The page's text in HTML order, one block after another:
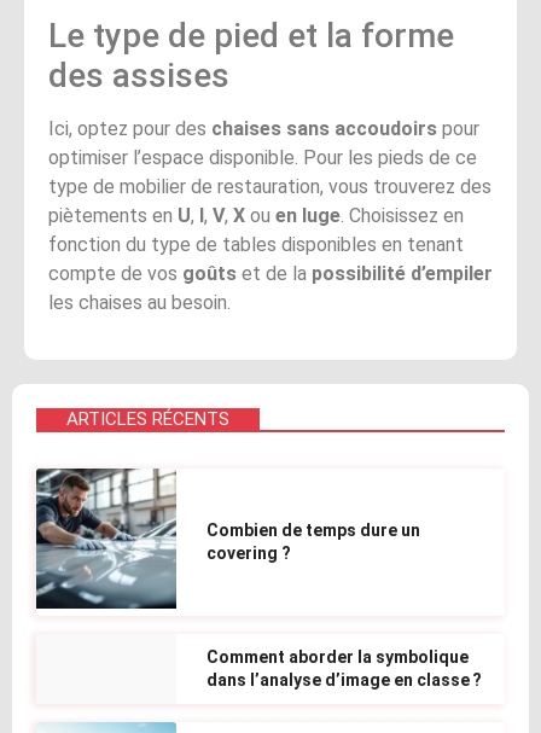
Le type de pied et la forme
des assises
Ici, optez pour des chaises sans accoudoirs pour
optimiser l’espace disponible. Pour les pieds de ce
type de mobilier de restauration, vous trouverez des
piètements en U, I, V, X ou en luge. Choisissez en
fonction du type de tables disponibles en tenant
compte de vos goûts et de la possibilité d’empiler
les chaises au besoin.
ARTICLES RÉCENTS
Combien de temps dure un
covering ?
Comment aborder la symbolique
dans l’analyse d’image en classe ?